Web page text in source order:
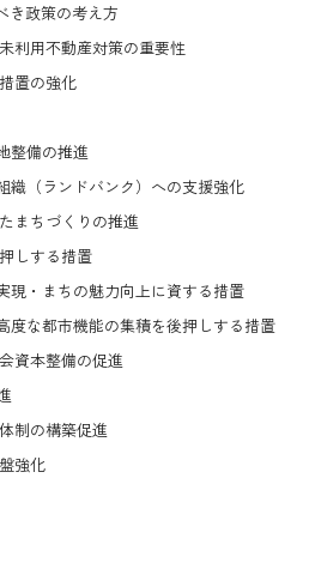
き政策の考え方
利用不動産対策の重要性
置の強化
備の推進
（ランドバンク）への支援強化
まちづくりの推進
しする措置
・まちの魅力向上に資する措置
な都市機能の集積を後押しする措置
資本整備の促進
制の構築促進
強化